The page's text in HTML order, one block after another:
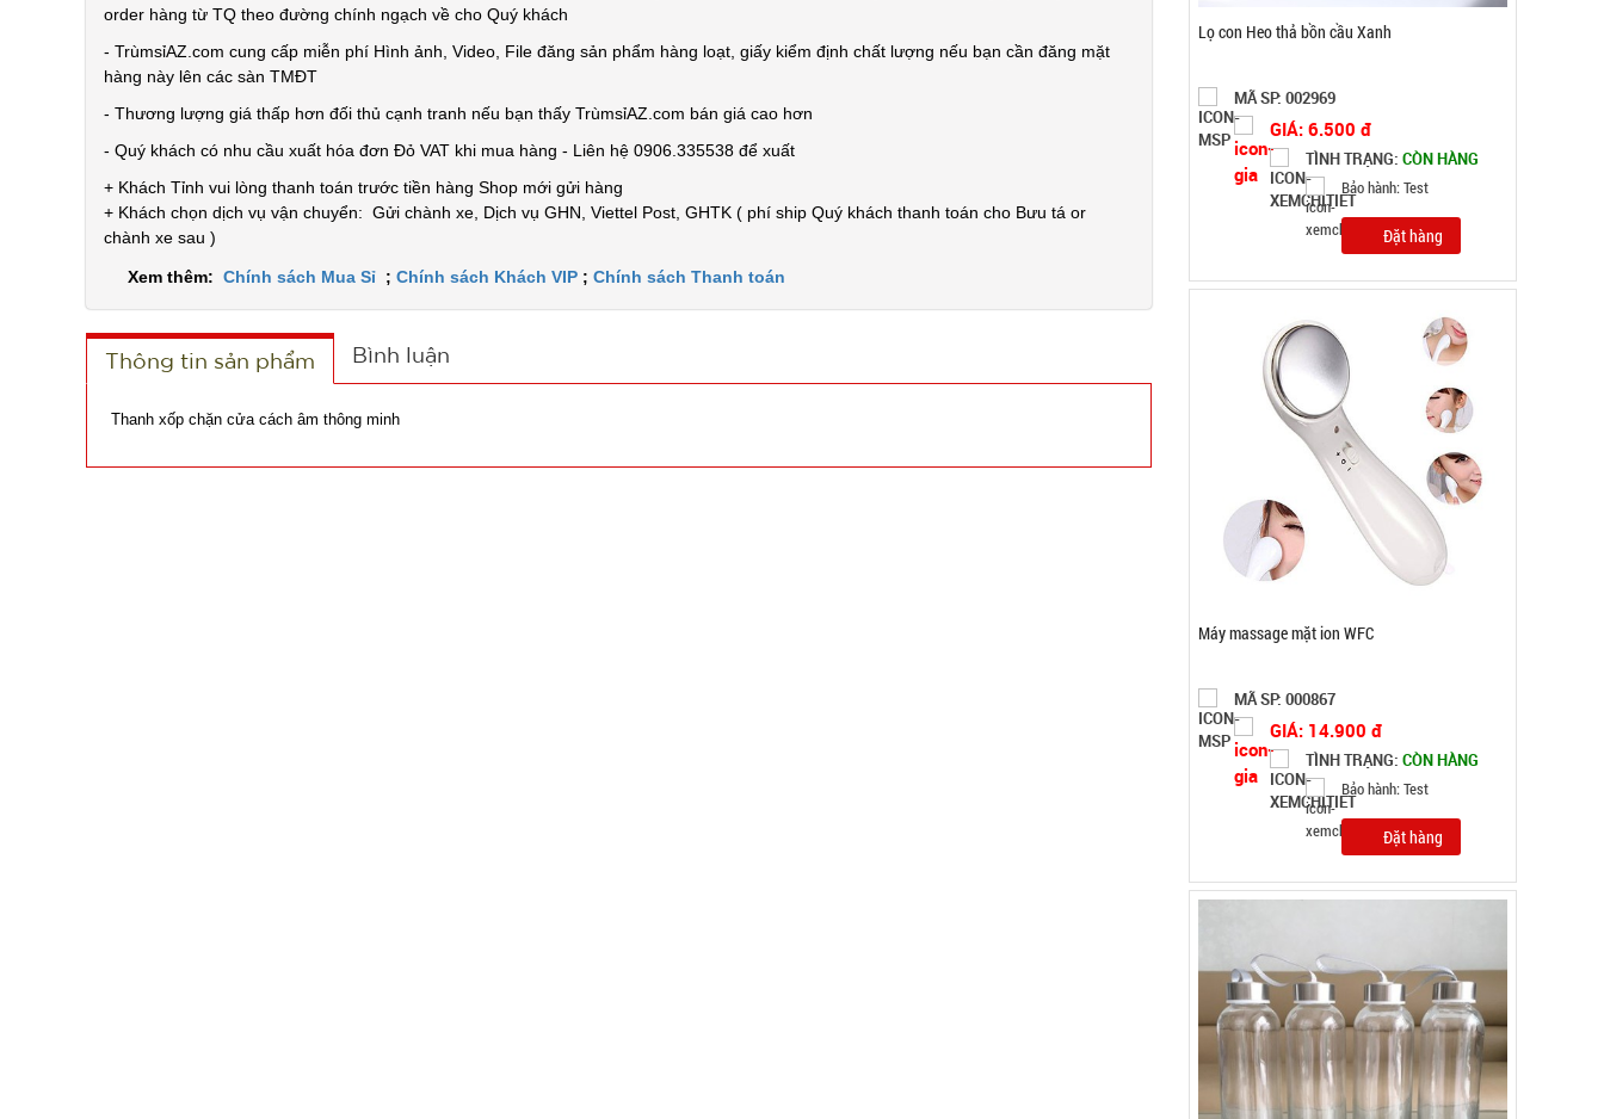
order hàng từ TQ theo đường chính ngạch về cho Quý khách
- TrùmsỉAZ.com cung cấp miễn phí Hình ảnh, Video, File đăng sản phẩm hàng loạt, giấy kiểm định chất lượng nếu bạn cần đăng mặt
hàng này lên các sàn TMĐT
- Thương lượng giá thấp hơn đối thủ cạnh tranh nếu bạn thấy TrùmsỉAZ.com bán giá cao hơn
- Quý khách có nhu cầu xuất hóa đơn Đỏ VAT khi mua hàng - Liên hệ 0906.335538 để xuất
+ Khách Tỉnh vui lòng thanh toán trước tiền hàng Shop mới gửi hàng
+ Khách chọn dịch vụ vận chuyển: Gửi chành xe, Dịch vụ GHN, Viettel Post, GHTK ( phí ship Quý khách thanh toán cho Bưu tá or
chành xe sau )
Xem thêm: Chính sách Mua Sỉ ; Chính sách Khách VIP ; Chính sách Thanh toán
Thông tin sản phẩm Bình luận
Thanh xốp chặn cửa cách âm thông minh
GIÁ: 14.900 đ
TÌNH TRẠNG:
Bảo hành: Test
Đặt hàng
GIÁ: 5.900 đ
TÌNH TRẠNG:
Bảo hành: Test
Đặt hàng